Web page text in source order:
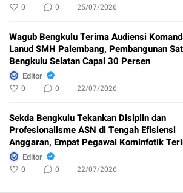
0 0 25/07/2026
Wagub Bengkulu Terima Audiensi
Lanud SMH Palembang, Pembangunan
Bengkulu Selatan Capai 30 Persen
Editor
0 0 22/07/2026
Sekda Bengkulu Tekankan Disiplin dan
Profesionalisme ASN di Tengah Efisiensi
Anggaran, Empat Pegawai Kominfotik
Penghargaan
Editor
0 0 22/07/2026